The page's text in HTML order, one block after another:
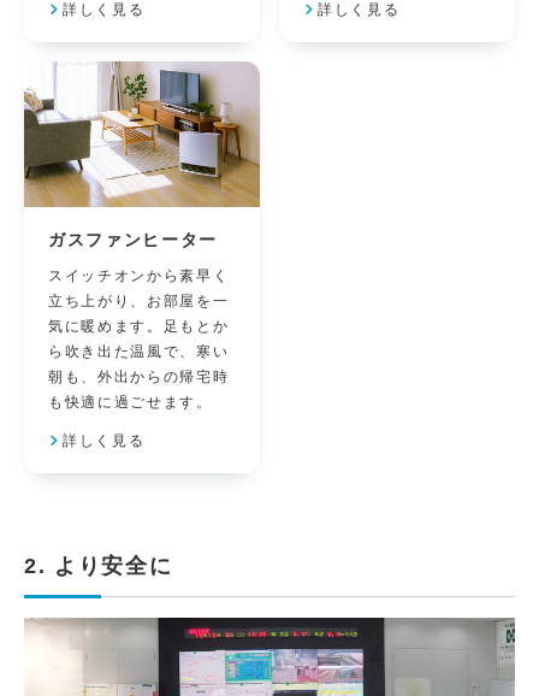
詳しく見る 詳しく見る
ガスファンヒーター
スイッチオンから素早く
立ち上がり、お部屋を一
気に暖めます。足もとか
ら吹き出た温風で、寒い
朝も、外出からの帰宅時
も快適に過ごせます。
詳しく見る
2. より安全に